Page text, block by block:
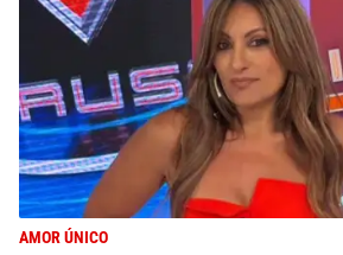
AMOR ÚNICO